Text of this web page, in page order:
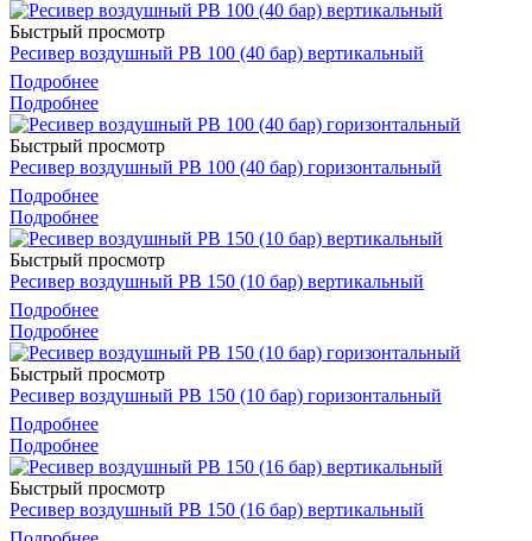
Быстрый просмотр
Ресивер воздушный РВ 100 (40 бар) вертикальный
Подробнее
Подробнее
Быстрый просмотр
Ресивер воздушный РВ 100 (40 бар) горизонтальный
Подробнее
Подробнее
Быстрый просмотр
Ресивер воздушный РВ 150 (10 бар) вертикальный
Подробнее
Подробнее
Быстрый просмотр
Ресивер воздушный РВ 150 (10 бар) горизонтальный
Подробнее
Подробнее
Быстрый просмотр
Ресивер воздушный РВ 150 (16 бар) вертикальный